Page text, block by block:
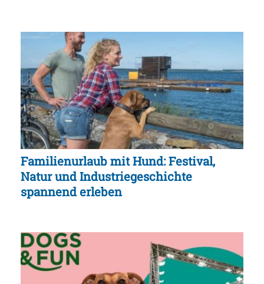
Familienurlaub mit Hund: Festival,
Natur und Industriegeschichte
spannend erleben